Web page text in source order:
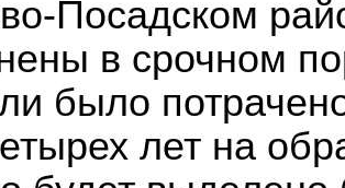
Посадском
в срочном
было
лет на